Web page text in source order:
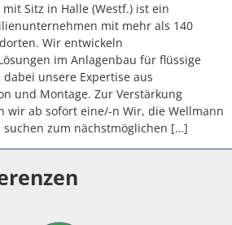
Sitz in Halle (Westf.) ist ein
mit mehr als 140
Wir entwickeln
im Anlagenbau für flüssige
unsere Expertise aus
und Montage. Zur Verstärkung
wir ab sofort eine/-n Wir, die Wellmann
suchen zum nächstmöglichen […]